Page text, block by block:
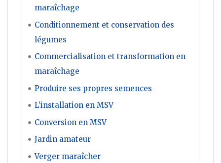
maraîchage
Conditionnement et conservation des
légumes
Commercialisation et transformation en
maraîchage
Produire ses propres semences
L’installation en MSV
Conversion en MSV
Jardin amateur
Verger maraîcher